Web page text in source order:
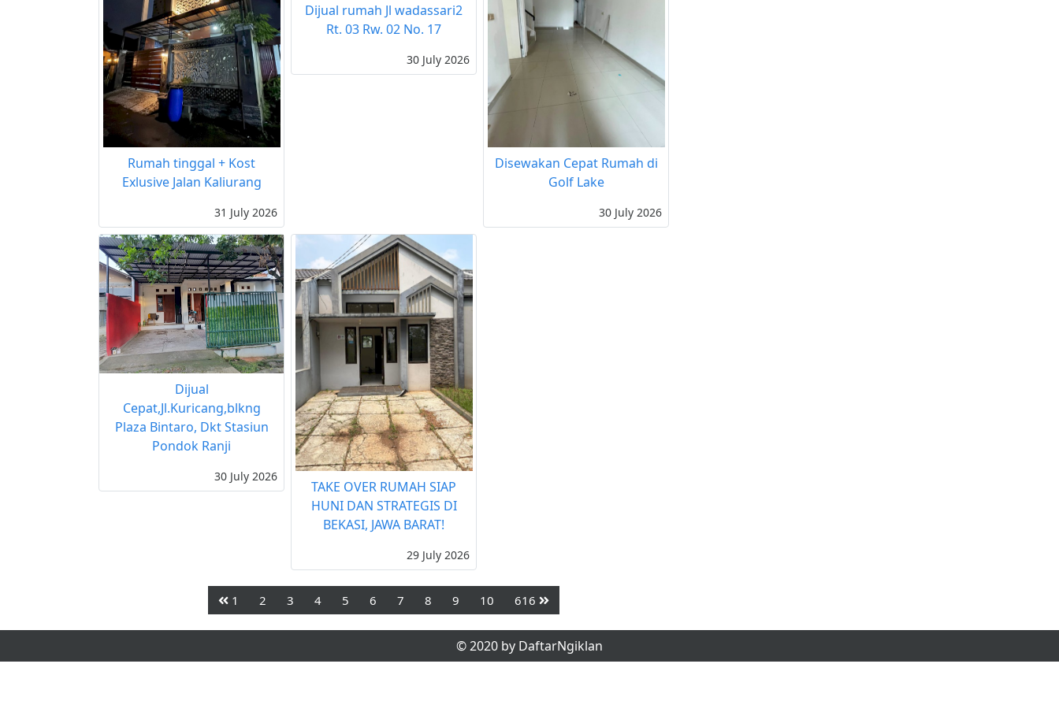
Rumah tinggal + Kost
Exlusive Jalan Kaliurang
31 July 2026
Dijual rumah Jl wadassari2
Rt. 03 Rw. 02 No. 17
30 July 2026
Disewakan Cepat Rumah di
Golf Lake
30 July 2026
Dijual
Cepat,Jl.Kuricang,blkng
Plaza Bintaro, Dkt Stasiun
Pondok Ranji
30 July 2026
TAKE OVER RUMAH SIAP
HUNI DAN STRATEGIS DI
BEKASI, JAWA BARAT!
29 July 2026
1 2 3 4 5 6 7 8 9 10 616
© 2020 by DaftarNgiklan